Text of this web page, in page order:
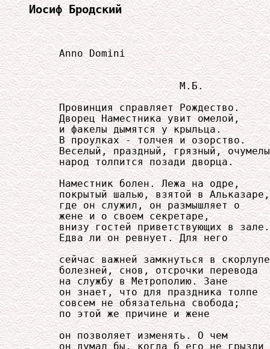
Иосиф Бродский
     Anno Domini
                         М.Б.
     Провинция справляет Рождество.
     Дворец Наместника увит омелой,
     и факелы дымятся у крыльца.
     В проулках - толчея и озорство.
Веселый, праздный, грязный,
     народ толпится позади дворца.
     Наместник болен. Лежа на одре,
     покрытый шалью, взятой в Альказаре,
     где он служил, он размышляет о
     жене и о своем секретаре,
     внизу гостей приветствующих в зале.
     Едва ли он ревнует. Для него
     сейчас важней замкнуться в скорлупе
     болезней, снов, отсрочки перевода
     на службу в Метрополию. Зане
     он знает, что для праздника толпе
     совсем не обязательна свобода;
     по этой же причине и жене
     он позволяет изменять. О чем
     он думал бы, когда б его не грызли